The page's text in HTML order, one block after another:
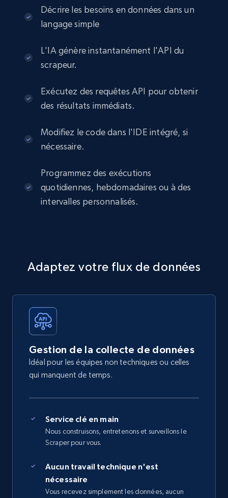
Décrire les besoins en données dans un
langage simple
L'IA génère instantanément l'API du
scrapeur.
Exécutez des requêtes API pour obtenir
des résultats immédiats.
Modifiez le code dans l'IDE intégré, si
nécessaire.
Programmez des exécutions
quotidiennes, hebdomadaires ou à des
intervalles personnalisés.
Adaptez votre flux de données
Gestion de la collecte de données
Idéal pour les équipes non techniques ou celles
qui manquent de temps.
Service clé en main
Nous construisons, entretenons et surveillons le
Scraper pour vous.
Aucun travail technique n'est
nécessaire
Vous recevez simplement les données, aucun